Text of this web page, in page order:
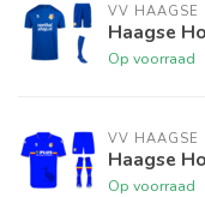
VV HAAGSE
Haagse
Op voorraad
VV HAAGSE
Haagse
Op voorraad